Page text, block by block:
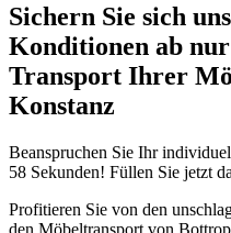
Sichern Sie sich
Konditionen ab
Transport Ihrer
Konstanz
Beanspruchen Sie Ihr
58 Sekunden! Füllen Sie jetzt
Profitieren Sie von den
den Möbeltransport von